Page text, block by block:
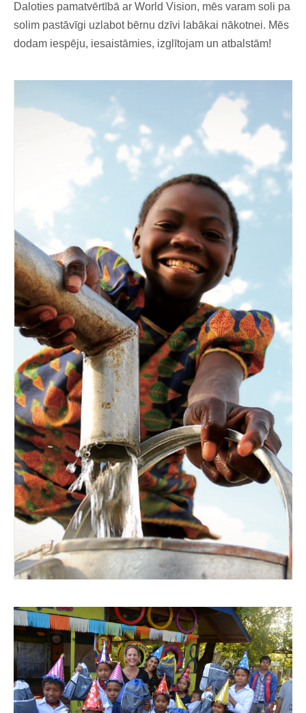
Daloties pamatvērtībā ar World Vision, mēs varam soli pa
solim pastāvīgi uzlabot bērnu dzīvi labākai nākotnei. Mēs
dodam iespēju, iesaistāmies, izglītojam un atbalstām!